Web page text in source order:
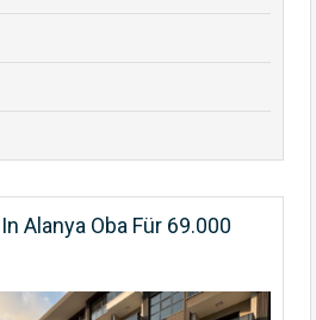
Alanya Oba Für 69.000